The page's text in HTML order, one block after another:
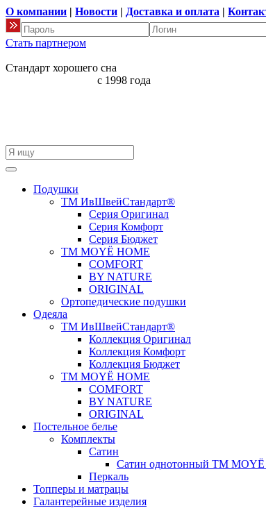
О компании | Новости | Доставка и оплата |
Стать партнером
Стандарт хорошего сна
с 1998 года
Подушки
ТМ ИвШвейСтандарт®
Серия Оригинал
Серия Комфорт
Серия Бюджет
ТМ MOYЁ HOME
COMFORT
BY NATURE
ORIGINAL
Ортопедические подушки
Одеяла
ТМ ИвШвейСтандарт®
Коллекция Оригинал
Коллекция Комфорт
Коллекция Бюджет
ТМ MOYЁ HOME
COMFORT
BY NATURE
ORIGINAL
Постельное белье
Комплекты
Сатин
Сатин однотонный ТМ MOYЁ
Перкаль
Топперы и матрацы
Галантерейные изделия